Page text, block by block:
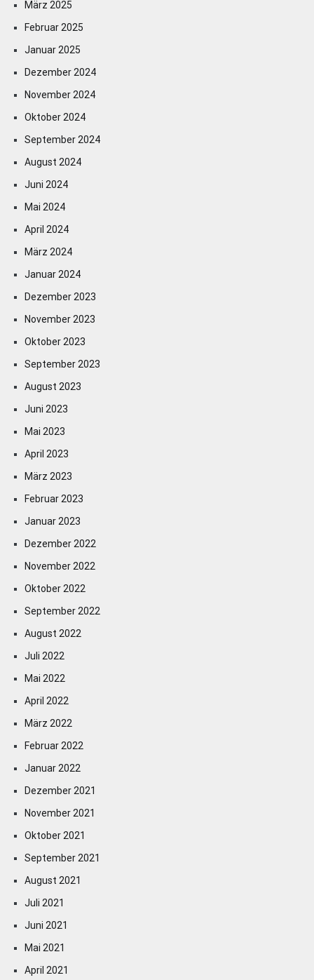
März 2025
Februar 2025
Januar 2025
Dezember 2024
November 2024
Oktober 2024
September 2024
August 2024
Juni 2024
Mai 2024
April 2024
März 2024
Januar 2024
Dezember 2023
November 2023
Oktober 2023
September 2023
August 2023
Juni 2023
Mai 2023
April 2023
März 2023
Februar 2023
Januar 2023
Dezember 2022
November 2022
Oktober 2022
September 2022
August 2022
Juli 2022
Mai 2022
April 2022
März 2022
Februar 2022
Januar 2022
Dezember 2021
November 2021
Oktober 2021
September 2021
August 2021
Juli 2021
Juni 2021
Mai 2021
April 2021